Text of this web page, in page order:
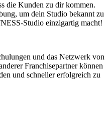
die Kunden zu dir kommen.
um dein Studio bekannt zu
Studio einzigartig macht!
und das Netzwerk von
Franchisepartner können
und schneller erfolgreich zu